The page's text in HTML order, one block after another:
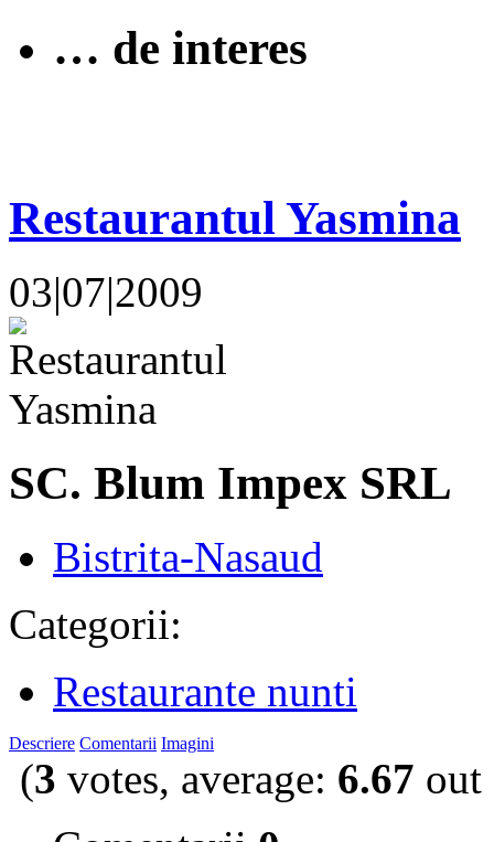
… de interes
Restaurantul Yasmina
03|07|2009
SC. Blum Impex SRL
Bistrita-Nasaud
Categorii:
Restaurante nunti
Descriere Comentarii Imagini
(3 votes, average: 6.67 out